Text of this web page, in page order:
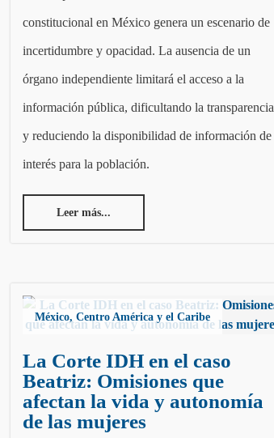
constitucional en México genera un escenario de
incertidumbre y opacidad. La ausencia de un
órgano independiente limitará el acceso a la
información pública, dificultando la transparencia
y reduciendo la disponibilidad de información de
interés para la población.
Leer más...
México, Centro América y el Caribe
La Corte IDH en el caso
Beatriz: Omisiones que
afectan la vida y autonomía
de las mujeres